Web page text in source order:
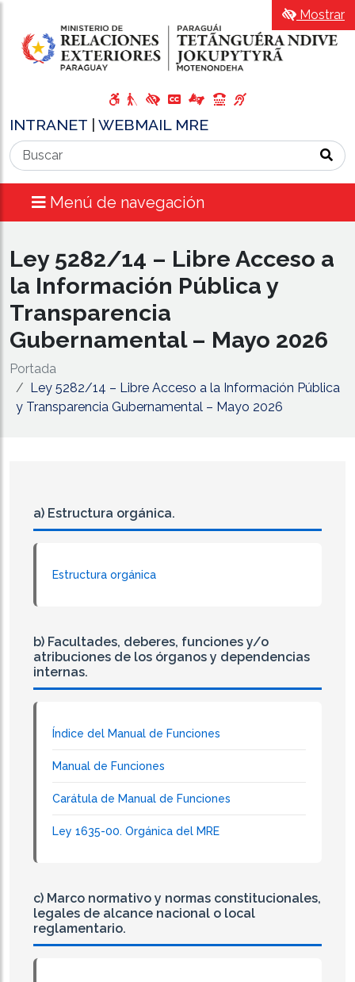
INTRANET WEBMAIL MRE
Menú de navegación
Mostrar
Ley 5282/14 – Libre Acceso a
la Información Pública y
Transparencia
Gubernamental – Mayo 2026
Portada
Ley 5282/14 – Libre Acceso a la Información Pública
y Transparencia Gubernamental – Mayo 2026
a) Estructura orgánica.
Estructura orgánica
b) Facultades, deberes, funciones y/o
atribuciones de los órganos y dependencias
internas.
Índice del Manual de Funciones
Manual de Funciones
Carátula de Manual de Funciones
Ley 1635-00. Orgánica del MRE
c) Marco normativo y normas constitucionales,
legales de alcance nacional o local
reglamentario.